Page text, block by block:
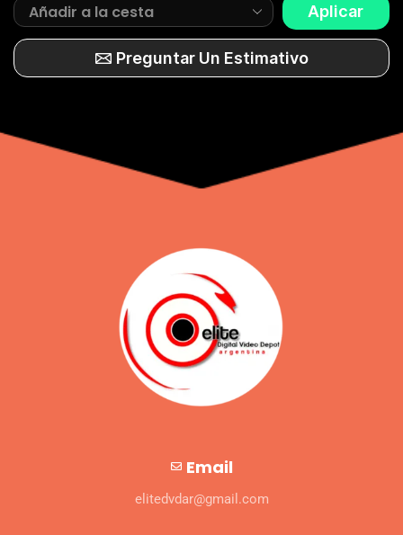
Aplicar
Preguntar Un Estimativo
Email
elitedvdar@gmail.com